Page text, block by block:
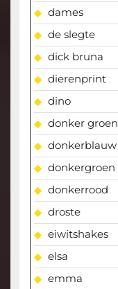
dames
de slegte
dick bruna
dierenprint
dino
donker groen
donkerblauw
donkergroen
donkerrood
droste
eiwitshakes
elsa
emma